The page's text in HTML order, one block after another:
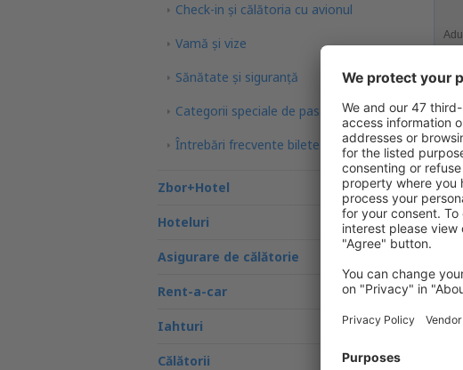
Check-in și călătoria cu avionul
Vamă și vize
Sănătate și siguranță
Categorii speciale de pasageri
Întrebări frecvente bilete de avion
Zbor+Hotel
Hoteluri
Asigurare de călătorie
Rent-a-car
Iahturi
Călătorii